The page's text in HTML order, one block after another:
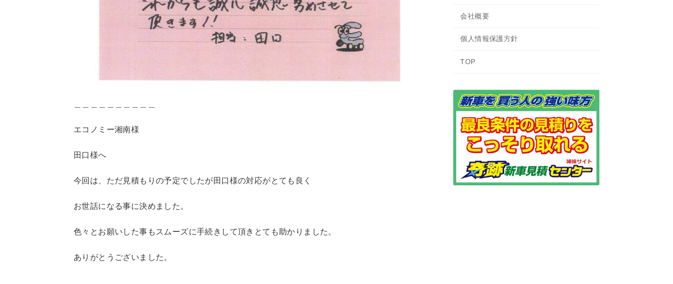
エコノミー湘南様
田口様へ
今回は、ただ見積もりの予定でしたが田口様の対応がとても良く
お世話になる事に決めました。
色々とお願いした事もスムーズに手続きして頂きとても助かりました。
ありがとうございました。
会社概要
個人情報保護方針
TOP